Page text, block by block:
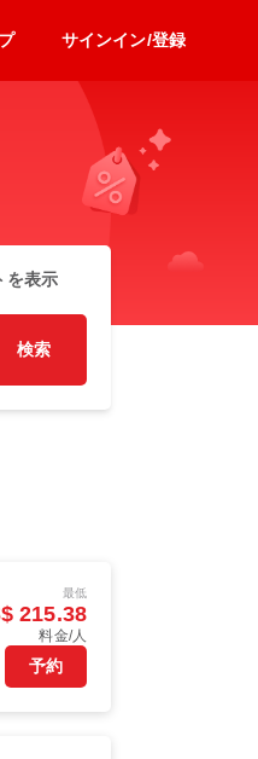
サインイン/登録
を表示
検索
最低
215.38
料金/人
予約